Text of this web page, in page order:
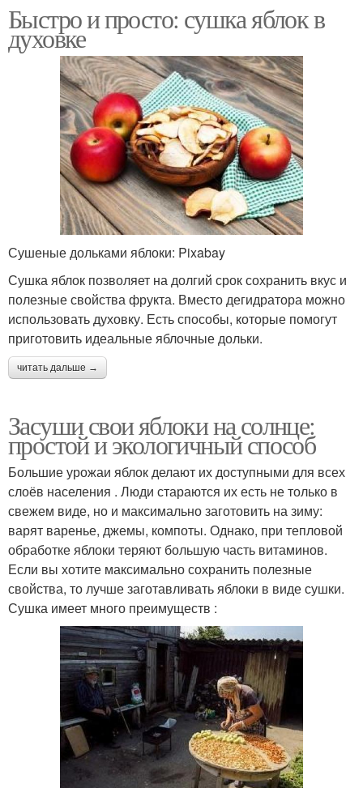
Быстро и просто: сушка яблок в
духовке
Сушеные дольками яблоки: Pixabay
Сушка яблок позволяет на долгий срок сохранить вкус и
полезные свойства фрукта. Вместо дегидратора можно
использовать духовку. Есть способы, которые помогут
приготовить идеальные яблочные дольки.
читать дальше →
Засуши свои яблоки на солнце:
простой и экологичный способ
Большие урожаи яблок делают их доступными для всех
слоёв населения . Люди стараются их есть не только в
свежем виде, но и максимально заготовить на зиму:
варят варенье, джемы, компоты. Однако, при тепловой
обработке яблоки теряют большую часть витаминов.
Если вы хотите максимально сохранить полезные
свойства, то лучше заготавливать яблоки в виде сушки.
Сушка имеет много преимуществ :